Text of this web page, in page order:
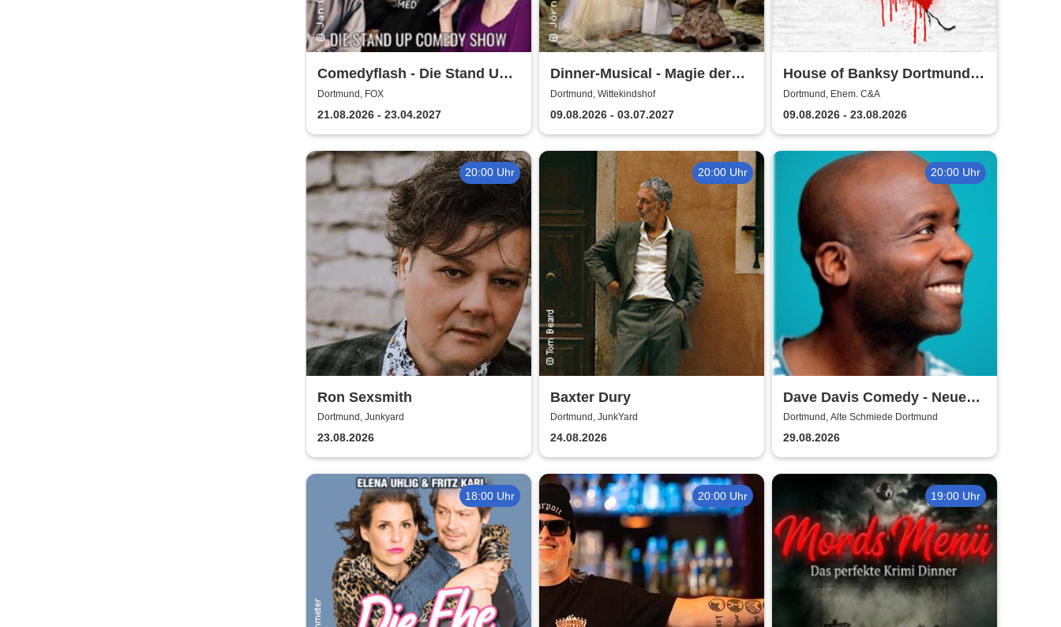
Comedyflash - Die Stand Up
Comedy Show in Dortmund
Dortmund, FOX
21.08.2026 - 23.04.2027
Dinner-Musical - Magie der
Melodie
Dortmund, Wittekindshof
09.08.2026 - 03.07.2027
House of Banksy Dortmund |
Zeitfensterticket
Dortmund, Ehem. C&A
09.08.2026 - 23.08.2026
20:00 Uhr
Ron Sexsmith
Dortmund, Junkyard
23.08.2026
20:00 Uhr
Baxter Dury
Dortmund, JunkYard
24.08.2026
20:00 Uhr
Dave Davis Comedy - Neue
Show
Dortmund, Alte Schmiede Dortmund
29.08.2026
18:00 Uhr 20:00 Uhr 19:00 Uhr